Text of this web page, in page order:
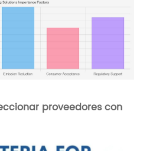
proveedores con